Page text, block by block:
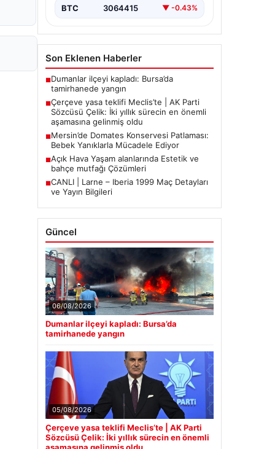
BTC 3064415 ▼ -0.43%
Son Eklenen Haberler
■Dumanlar ilçeyi kapladı: Bursa’da
tamirhanede yangın
■Çerçeve yasa teklifi Meclis’te | AK Parti
Sözcüsü Çelik: İki yıllık sürecin en önemli
aşamasına gelinmiş oldu
■Mersin’de Domates Konservesi Patlaması:
Bebek Yanıklarla Mücadele Ediyor
■Açık Hava Yaşam alanlarında Estetik ve
bahçe mutfağı Çözümleri
■CANLI | Larne – Iberia 1999 Maç Detayları
ve Yayın Bilgileri
Güncel
06/08/2026
Dumanlar ilçeyi kapladı: Bursa’da
tamirhanede yangın
05/08/2026
Çerçeve yasa teklifi Meclis’te | AK Parti
Sözcüsü Çelik: İki yıllık sürecin en önemli